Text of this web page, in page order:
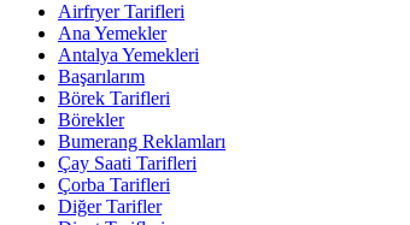
Airfryer Tarifleri
Ana Yemekler
Antalya Yemekleri
Başarılarım
Börek Tarifleri
Börekler
Bumerang Reklamları
Çay Saati Tarifleri
Çorba Tarifleri
Diğer Tarifler